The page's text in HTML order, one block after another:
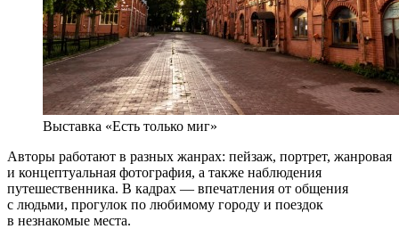
Выставка «Есть только миг»
Авторы работают в разных жанрах: пейзаж, портрет, жанровая
и концептуальная фотография, а также наблюдения
путешественника. В кадрах — впечатления от общения
с людьми, прогулок по любимому городу и поездок
в незнакомые места.